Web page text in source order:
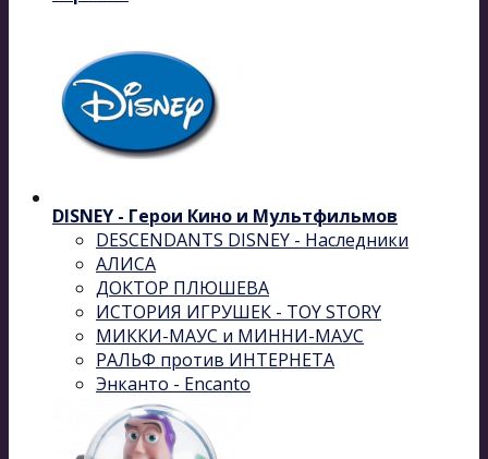
DISNEY - Герои Кино и Мультфильмов
DESCENDANTS DISNEY - Наследники
АЛИСА
ДОКТОР ПЛЮШЕВА
ИСТОРИЯ ИГРУШЕК - TOY STORY
МИККИ-МАУС и МИННИ-МАУС
РАЛЬФ против ИНТЕРНЕТА
Энканто - Encanto